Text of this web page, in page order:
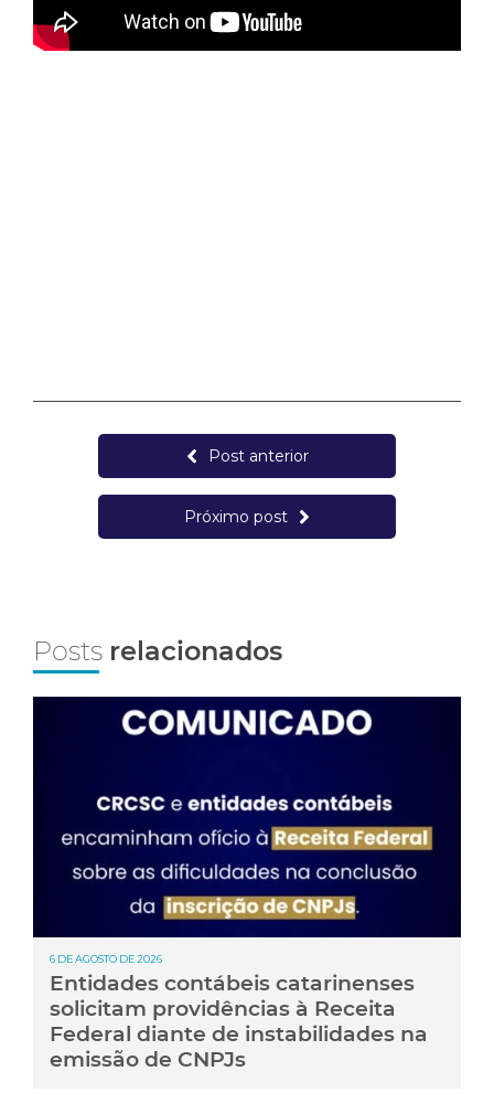
Post anterior
Próximo post
Posts relacionados
6 DE AGOSTO DE 2026
Entidades contábeis catarinenses
solicitam providências à Receita
Federal diante de instabilidades na
emissão de CNPJs